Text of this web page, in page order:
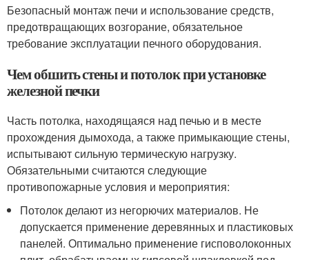
Безопасный монтаж печи и использование средств,
предотвращающих возгорание, обязательное
требование эксплуатации печного оборудования.
Чем обшить стены и потолок при установке
железной печки
Часть потолка, находящаяся над печью и в месте
прохождения дымохода, а также примыкающие стены,
испытывают сильную термическую нагрузку.
Обязательными считаются следующие
противопожарные условия и мероприятия:
Потолок делают из негорючих материалов. Не
допускается применение деревянных и пластиковых
панелей. Оптимально применение гисповолоконных